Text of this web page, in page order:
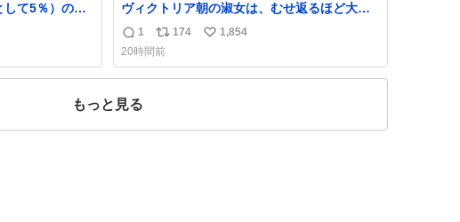
て5％）の比
なるかと思い
ヴィクトリア朝の淑女は、むせ返るほど大量
の香水を身につけるものではないとされてい
た。それでも香水は、髪や肌の手入れと同じ
くらい、ヴィクトリア朝の女性達の美容習慣
に欠かせないものだった。 当時の香水は、現
の大部分は薔薇、菫、ベルガモット、
返
信
数
1
リ
ポ
ス
174
い
ね
1,854
20時間前
もっと見る